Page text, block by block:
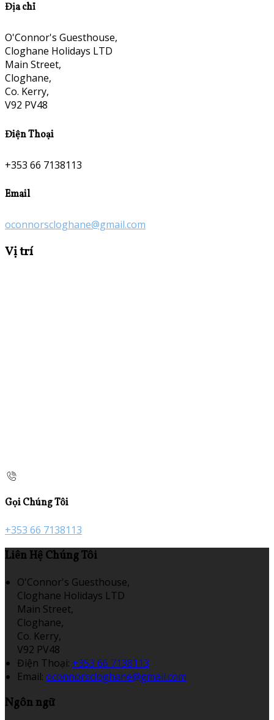
Địa chỉ
O'Connor's Guesthouse,
Cloghane Holidays LTD
Main Street,
Cloghane,
Co. Kerry,
V92 PV48
Điện Thoại
+353 66 7138113
Email
oconnorscloghane@gmail.com
Vị trí
Gọi Chúng Tôi
+353 66 7138113
Liên Hệ Chúng Tôi
O'Connor's Guesthouse,
Cloghane Holidays LTD
Main Street,
Cloghane,
Co. Kerry,
V92 PV48
Điện Thoại: +353 66 7138113
Email: oconnorscloghane@gmail.com
Ngôn ngữ